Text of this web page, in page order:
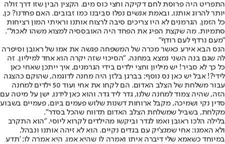
התפריט היה פרוסת לחם דקיקה וחצי כוס מים. הקצין הבין שזו דרך זולה
יותר להרוג אותנו, ובאמת אנשים נפלו סביבנו כמו זבובים. האם פחדנו? כן,
כל הזמן. הגרמנים לא היו צריכים סיבה לרצוח אותנו וראיתי המון רציחות
סתמיות. מה שקצת הפיג את הפחד היה האובססיה למצוא משהו לאכול".
"מעם נרדף לעם רודף"
הנס הבא אירע כאשר מכרה של המשפחה פגשה את אמו של ראובן וסיפרה
לה שגם בנה השני נמצא במחנה. "הסיכוי שזה יקרה הוא אחד למיליון. זה
כל כך לא סביר! יש מיליון וחצי ילדים בידי הגרמנים, איך ייתכן שאחי כאן
לידי?! אבל יש כאן נס נוסף: בברגן בלזן היה מחנה לדוגמה, שהוקם כהצגה
עבור משלחת של הצלב האדום. הם לקחו את אחי ועוד 50 ילדים למחנה
הזה, שהיה צמוד למחנה שלנו, גדר ליד גדר. והוא כאן לידנו, ישן על מיטה עם
סדין נקי ושמיכה, מקבל ארוחות דשנות שלוש פעמים ביום, פעמיים בשבוע
מקלחת, בשביל שמשלחת הצלב האדום תדווח שהכל בסדר".
בלילה הלכו ראובן ואמו לגדר וביקשו מהילדים לקרוא ליוסי. "הוא התקרב
ולא האמנו: אחי שמנצ'יק עם בגדים נקיים. הוא לא זיהה אותנו ונבהל,
במיוחד כשאמא שלי דיברה איתו ואמרה לו שהיא אמו. היא אמרה לו: 'תדע